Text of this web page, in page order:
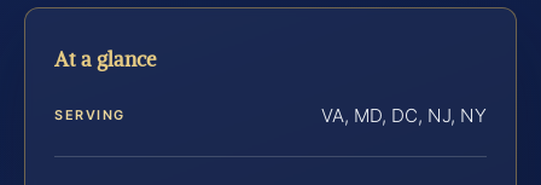
At a glance
SERVING VA, MD, DC, NJ, NY